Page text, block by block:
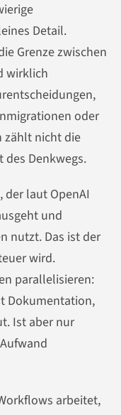
Detail.
Grenze zwischen
wirklich
oder
zählt nicht die
Denkwegs.
laut OpenAI
und
nutzt. Das ist der
wird.
parallelisieren:
Dokumentation,
Ist aber nur
arbeitet,